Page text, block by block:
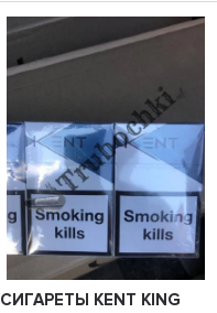
СИГАРЕТЫ KENT KING